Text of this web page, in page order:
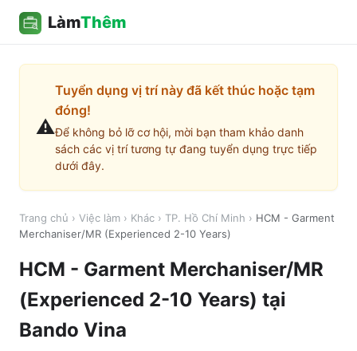
LàmThêm
⚠️
Tuyển dụng vị trí này đã kết thúc hoặc tạm
đóng!
Để không bỏ lỡ cơ hội, mời bạn tham khảo danh
sách các vị trí tương tự đang tuyển dụng trực tiếp
dưới đây.
Trang chủ › Việc làm › Khác › TP. Hồ Chí Minh › HCM - Garment
Merchaniser/MR (Experienced 2-10 Years)
HCM - Garment Merchaniser/MR
(Experienced 2-10 Years) tại
Bando Vina